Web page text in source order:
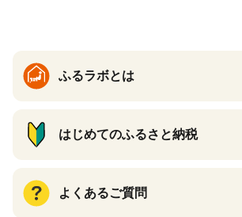
ふるラボとは
はじめてのふるさと納税
よくあるご質問